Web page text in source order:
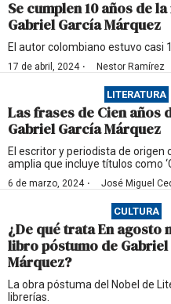
Se cumplen 10 años de
Gabriel García Márquez
El autor colombiano estuvo casi
17 de abril, 2024· Nestor Ramírez
LITERATURA
Las frases de Cien años
Gabriel García Márquez
El escritor y periodista de
amplia que incluye títulos como
6 de marzo, 2024· José Miguel
CULTURA
¿De qué trata En agosto
libro póstumo de
Márquez?
La obra póstuma del Nobel de
librerías.